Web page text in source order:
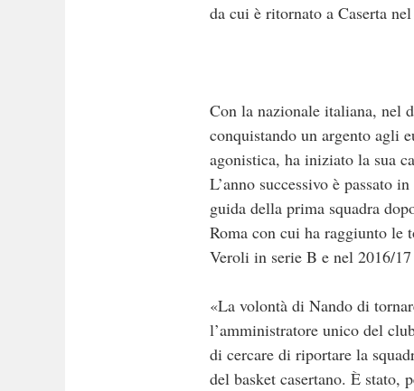
da cui è ritornato a Caserta
Con la nazionale italiana, nel
conquistando un argento agli
agonistica, ha iniziato la sua
L’anno successivo è passato
guida della prima squadra
Roma con cui ha raggiunto
Veroli in serie B e nel 2016/
«La volontà di Nando di
l’amministratore unico del
di cercare di riportare la
del basket casertano. È stato,